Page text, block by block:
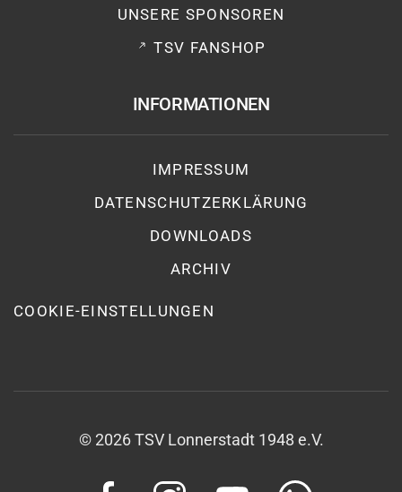
UNSERE SPONSOREN
TSV FANSHOP
INFORMATIONEN
IMPRESSUM
DATENSCHUTZ­ERKLÄRUNG
DOWNLOADS
ARCHIV
COOKIE-EINSTELLUNGEN
© 2026TSV Lonnerstadt 1948 e.V.